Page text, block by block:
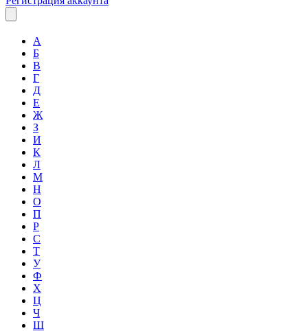
А
Б
В
Г
Д
Е
Ж
З
И
К
Л
М
Н
О
П
Р
С
Т
У
Ф
Х
Ц
Ч
Ш